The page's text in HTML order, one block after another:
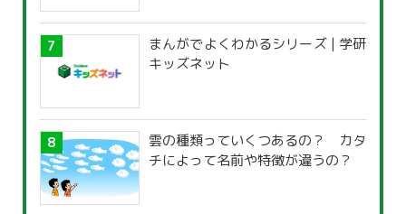
まんがでよくわかるシリーズ | 学研
キッズネット
雲の種類っていくつあるの？ カタ
チによって名前や特徴が違うの？